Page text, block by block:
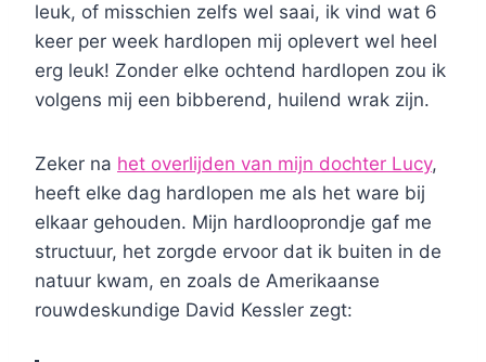
leuk, of misschien zelfs wel saai, ik vind wat 6
keer per week hardlopen mij oplevert wel heel
erg leuk! Zonder elke ochtend hardlopen zou ik
volgens mij een bibberend, huilend wrak zijn.
Zeker na het overlijden van mijn dochter Lucy,
heeft elke dag hardlopen me als het ware bij
elkaar gehouden. Mijn hardlooprondje gaf me
structuur, het zorgde ervoor dat ik buiten in de
natuur kwam, en zoals de Amerikaanse
rouwdeskundige David Kessler zegt: